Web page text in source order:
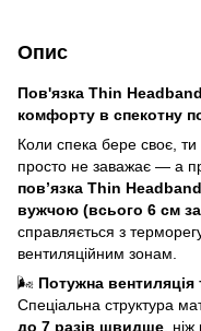
Опис
Пов'язка Thin
комфорту в спекотну
Коли спека бере своє,
просто не заважає — а
пов’язка Thin
вужчою (всього 6 см
справляється з
вентиляційним зонам.
🌬️ Потужна вентиляція
Спеціальна структура
до 7 разів швидше ,